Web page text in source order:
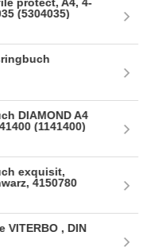
(5304035)
DIAMOND A4
(1141400)
exquisit,
4150780
VITERBO , DIN